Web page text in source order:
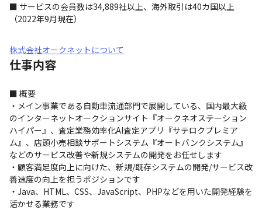
■ サービスの会員数は34,889社以上、海外取引は40カ国以上
（2022年9月現在）
株式会社オークネットについて
仕事内容
■ 概要
・メイン事業である自動車流通部門で展開している、国内最大級
のインターネットオークションサイト『オークネオステーション
ハイパー』、査定業務効率化AI査定アプリ『サテロクプレミア
ム』、店頭小売相談サポートシステム『オートバンクシステム』
などのサービス改善や新規システムの開発をお任せします
・顧客満足度向上に向けた、新規/既存システムの開発/サービス改
善速度の向上を担うポジションです
・Java、HTML、CSS、JavaScript、PHPなどを用いた開発経験を
活かせる業務です